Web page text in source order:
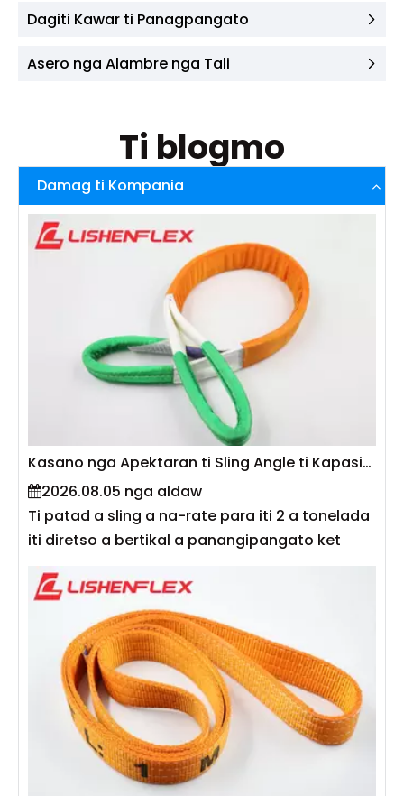
Dagiti Kawar ti Panagpangato
Asero nga Alambre nga Tali
Ti blogmo
Damag ti Kompania
Kasano nga Apektaran ti Sling Angle ti Kapasidad ti Flat Sling?
2026.08.05 nga aldaw
Ti patad a sling a na-rate para iti 2 a tonelada
iti diretso a bertikal a panangipangato ket
mangitag-ay iti 1 a tonelada no mausar iti 60°
nga anggulo. Daytoy ket gapu ta ti anggulo ti
sling direkta nga apektaranna ti tension iti
tunggal saka ti sling—no basbassit ti anggulo
iti nagbaetan ti sling ken ti horizontal,
dakdakkel ti tension. Segun iti EN 1492-1 ken
ASME B30.9, masapul a makissayan ti
kapasidad no mausar dagiti sling iti anggulo
wenno kadagiti multi-leg configurations.